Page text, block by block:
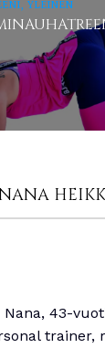
YLEINEN
Nana, 43-
trainer,